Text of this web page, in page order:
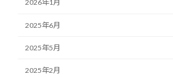
2026年1月
2025年6月
2025年5月
2025年2月